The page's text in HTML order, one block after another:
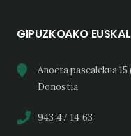
GIPUZKOAKO
Anoeta pasealekua
Donostia
943 47 14 63